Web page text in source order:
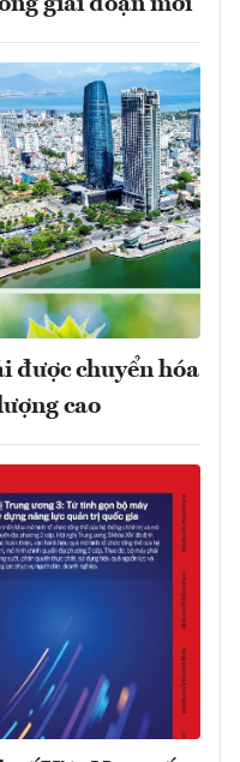
giai đoạn mới
được chuyển hóa
cao